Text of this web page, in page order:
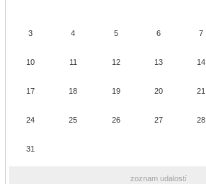
3 4 5 6 7
10 11 12 13 14
17 18 19 20 21
24 25 26 27 28
31
zoznam udalostí